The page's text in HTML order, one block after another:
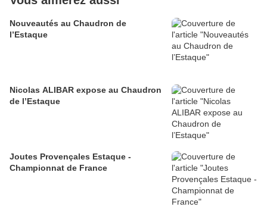
Nouveautés au Chaudron de
l’Estaque
Nicolas ALIBAR expose au Chaudron
de l’Estaque
Joutes Provençales Estaque -
Championnat de France